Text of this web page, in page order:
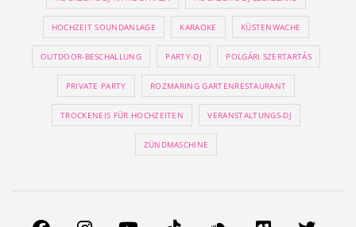
HOCHZEIT SOUNDANLAGE KARAOKE KÜSTENWACHE
OUTDOOR-BESCHALLUNG PARTY-DJ POLGÁRI SZERTARTÁS
PRIVATE PARTY ROZMARING GARTENRESTAURANT
TROCKENEIS FÜR HOCHZEITEN VERANSTALTUNGS-DJ
ZÜNDMASCHINE